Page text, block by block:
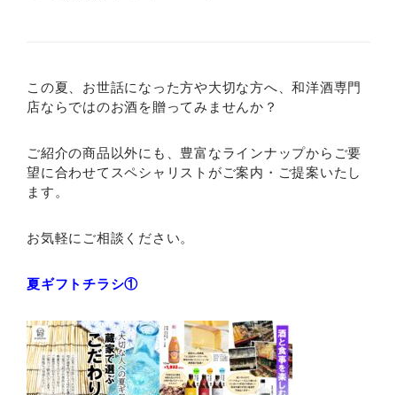
この夏、お世話になった方や大切な方へ、和洋酒専門
店ならではのお酒を贈ってみませんか？
ご紹介の商品以外にも、豊富なラインナップからご要
望に合わせてスペシャリストがご案内・ご提案いたし
ます。
お気軽にご相談ください。
夏ギフトチラシ①